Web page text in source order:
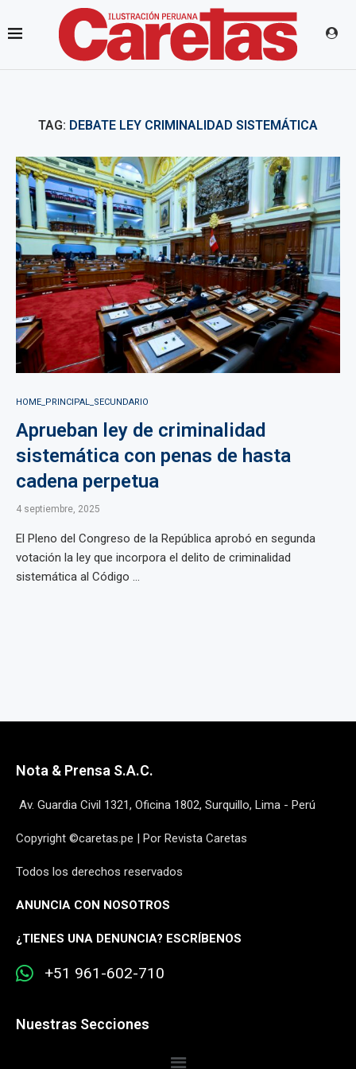
TAG: DEBATE LEY CRIMINALIDAD SISTEMÁTICA
HOME_PRINCIPAL_SECUNDARIO
Aprueban ley de criminalidad
sistemática con penas de hasta
cadena perpetua
4 septiembre, 2025
El Pleno del Congreso de la República aprobó en segunda
votación la ley que incorpora el delito de criminalidad
sistemática al Código ...
Nota & Prensa S.A.C.
Av. Guardia Civil 1321, Oficina 1802, Surquillo, Lima - Perú
Copyright ©caretas.pe | Por Revista Caretas
Todos los derechos reservados
ANUNCIA CON NOSOTROS
¿TIENES UNA DENUNCIA? ESCRÍBENOS
+51 961-602-710
Nuestras Secciones